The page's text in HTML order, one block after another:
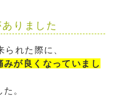
りました
れた際に、
みが良くなっていまし
。